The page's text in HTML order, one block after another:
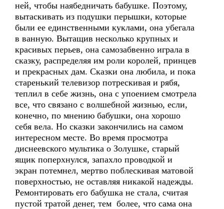
ней, чтобы наябедничать бабушке. Поэтому,
вытаскивать из подушки перышки, которые
были ее единственными куклами, она убегала
в ванную. Вытащив несколько крупных и
красивых перьев, она самозабвенно играла в
сказку, распределяя им роли королей, принцев
и прекрасных дам. Сказки она любила, и пока
старенький телевизор потрескивая и рябя,
теплил в себе жизнь, она с упоением смотрела
все, что связано с волшебной жизнью, если,
конечно, по мнению бабушки, она хорошо
себя вела. Но сказки закончились на самом
интересном месте. Во время просмотра
диснеевского мультика о Золушке, старый
ящик поперхнулся, запахло проводкой и
экран потемнел, мертво поблескивая матовой
поверхностью, не оставляя никакой надежды.
Ремонтировать его бабушка не стала, считая
пустой тратой денег, тем более, что сама она